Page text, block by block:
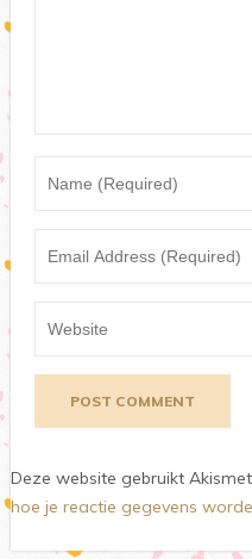
Deze website gebruikt
hoe je reactie gegevens